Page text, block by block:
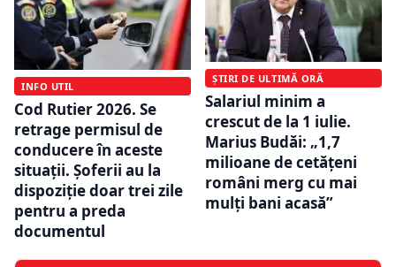
INFO UTIL
Cod Rutier 2026. Se
retrage permisul de
conducere în aceste
situații. Șoferii au la
dispoziție doar trei zile
pentru a preda
documentul
ȘTIRI DE ULTIMĂ ORĂ
Salariul minim a
crescut de la 1 iulie.
Marius Budăi: „1,7
milioane de cetățeni
români merg cu mai
mulți bani acasă”